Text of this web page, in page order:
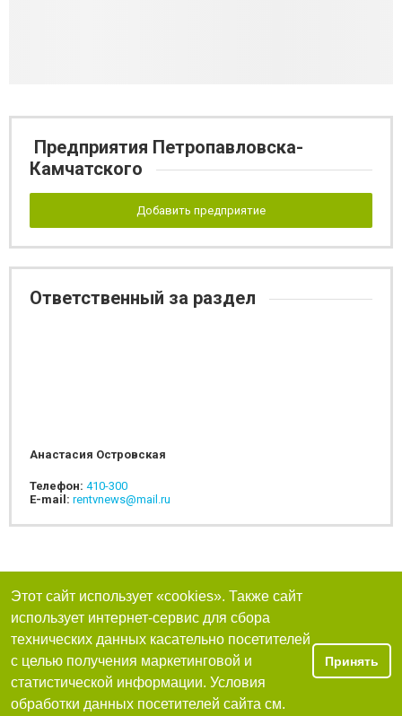
Предприятия Петропавловска-
Камчатского
Добавить предприятие
Ответственный за раздел
Анастасия Островская
Телефон: 410-300
E-mail: rentvnews@mail.ru
Этот сайт использует «cookies». Также сайт
использует интернет-сервис для сбора
технических данных касательно посетителей
с целью получения маркетинговой и
статистической информации. Условия
обработки данных посетителей сайта см.
Принять